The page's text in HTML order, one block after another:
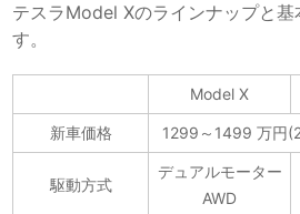
テスラModel Xのラインナップと
す。
Model X
新車価格 1299～1499 万円
駆動方式
デュアルモーター
AWD